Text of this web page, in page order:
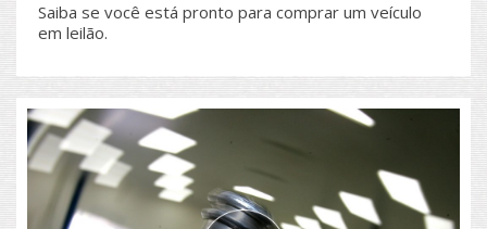
Saiba se você está pronto para comprar um veículo
em leilão.